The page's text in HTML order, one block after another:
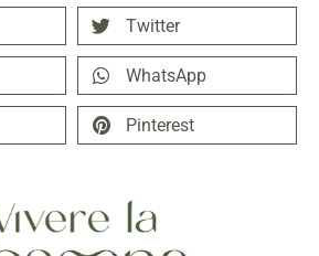
Twitter
WhatsApp
Pinterest